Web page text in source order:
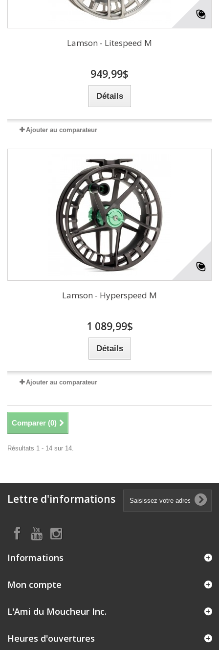
Lamson - Litespeed M
949,99$
Détails
Ajouter au comparateur
Lamson - Hyperspeed M
1 089,99$
Détails
Ajouter au comparateur
Comparer (0)
Résultats 1 - 14 sur 14.
Lettre d'informations
Informations
Mon compte
L'Ami du Moucheur Inc.
Heures d'ouvertures